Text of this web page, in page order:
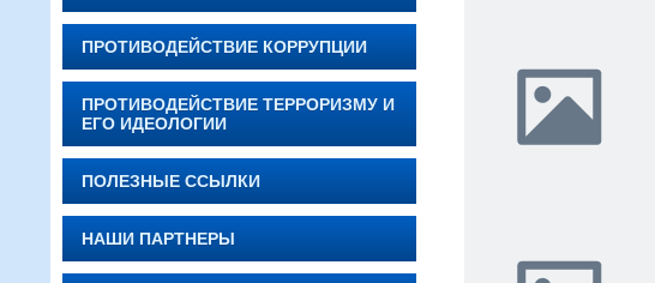
ПРОТИВОДЕЙСТВИЕ КОРРУПЦИИ
ПРОТИВОДЕЙСТВИЕ ТЕРРОРИЗМУ И
ЕГО ИДЕОЛОГИИ
ПОЛЕЗНЫЕ ССЫЛКИ
НАШИ ПАРТНЕРЫ